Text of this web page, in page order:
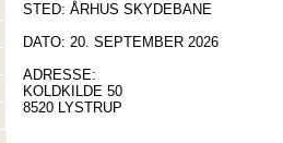
STED: ÅRHUS SKYDEBANE
DATO: 20. SEPTEMBER 2026
ADRESSE:
KOLDKILDE 50
8520 LYSTRUP